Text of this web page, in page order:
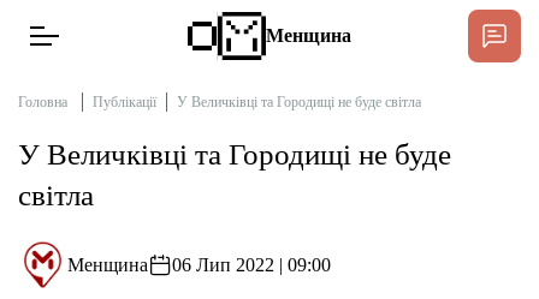
Новини
Інтерв’ю
Менщина
Головна Публікації У Величківці та Городищі не буде світла
У Величківці та Городищі не буде
світла
Менщина 06 Лип 2022 | 09:00